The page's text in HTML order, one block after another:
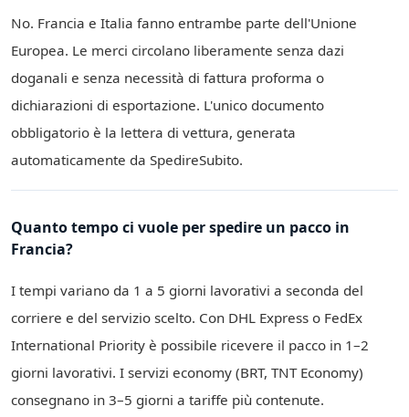
No. Francia e Italia fanno entrambe parte dell'Unione
Europea. Le merci circolano liberamente senza dazi
doganali e senza necessità di fattura proforma o
dichiarazioni di esportazione. L'unico documento
obbligatorio è la lettera di vettura, generata
automaticamente da SpedireSubito.
Quanto tempo ci vuole per spedire un pacco in
Francia?
I tempi variano da 1 a 5 giorni lavorativi a seconda del
corriere e del servizio scelto. Con DHL Express o FedEx
International Priority è possibile ricevere il pacco in 1–2
giorni lavorativi. I servizi economy (BRT, TNT Economy)
consegnano in 3–5 giorni a tariffe più contenute.